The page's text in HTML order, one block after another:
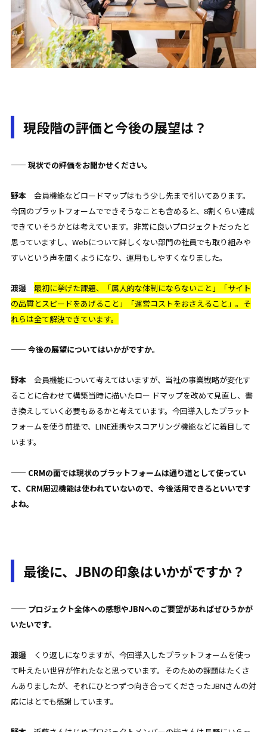
現段階の評価と今後の展望は？
—— 現状での評価をお聞かせください。
野本 会員機能などロードマップはもう少し先まで引いてあります。
今回のプラットフォームでできそうなことも含めると、8割くらい達成
できていそうかとは考えています。非常に良いプロジェクトだったと
思っていますし、Webについて詳しくない部門の社員でも取り組みや
すいという声を聞くようになり、運用もしやすくなりました。
渡邉 最初に挙げた課題、「属人的な体制にならないこと」「サイト
の品質とスピードをあげること」「運営コストをおさえること」。そ
れらは全て解決できています。
—— 今後の展望についてはいかがですか。
野本 会員機能について考えてはいますが、当社の事業戦略が変化す
ることに合わせて構築当時に描いたロー ドマップを改めて見直し、書
き換えしていく必要もあるかと考えています。今回導入したプラット
フォームを使う前提で、LINE連携やスコアリング機能などに着目して
います。
—— CRMの面では現状のプラットフォームは通り道として使ってい
て、CRM周辺機能は使われていないので、今後活用できるといいです
よね。
最後に、JBNの印象はいかがですか？
—— プロジェクト全体への感想やJBNへのご要望があればぜひうかが
いたいです。
渡邉
くり返しになりますが、今回導入したプラットフォームを使っ
て叶えたい世界が作れたなと思っています。そのための課題はたくさ
んありましたが、それにひとつずつ向き合ってくださったJBNさんの対
応にはとても感謝しています。